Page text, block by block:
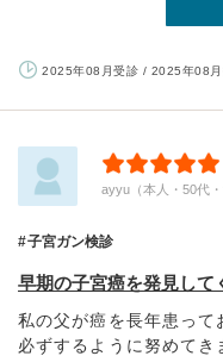
2025年08月受診 / 2025年08月
ayyu（本人・50代
子宮ガン検診
早期の子宮癌を発見して
私の父が癌を長年患っ
必ずするように努めてき